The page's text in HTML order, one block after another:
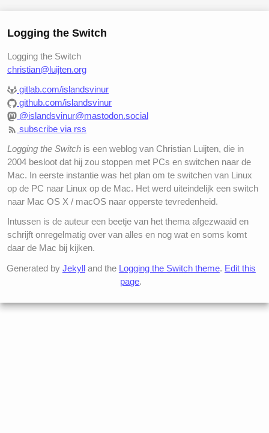
Logging the Switch
Logging the Switch
christian@luijten.org
gitlab.com/islandsvinur
github.com/islandsvinur
@islandsvinur@mastodon.social
subscribe via rss
Logging the Switch is een weblog van Christian Luijten, die in
2004 besloot dat hij zou stoppen met PCs en switchen naar de
Mac. In eerste instantie was het plan om te switchen van Linux
op de PC naar Linux op de Mac. Het werd uiteindelijk een switch
naar Mac OS X / macOS naar opperste tevredenheid.
Intussen is de auteur een beetje van het thema afgezwaaid en
schrijft onregelmatig over van alles en nog wat en soms komt
daar de Mac bij kijken.
Generated by Jekylland the Logging the Switch theme. Edit this
page.